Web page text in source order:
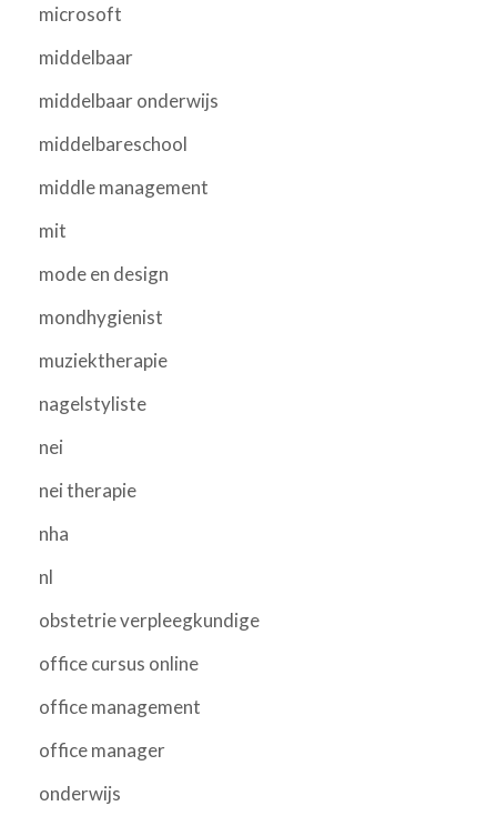
microsoft
middelbaar
middelbaar onderwijs
middelbareschool
middle management
mit
mode en design
mondhygienist
muziektherapie
nagelstyliste
nei
nei therapie
nha
nl
obstetrie verpleegkundige
office cursus online
office management
office manager
onderwijs